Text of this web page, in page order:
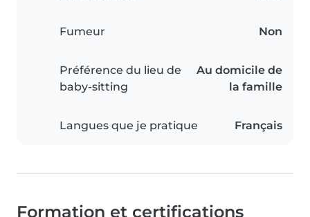
Fumeur Non
Préférence du lieu de
baby-sitting
Au domicile de
la famille
Langues que je pratique Français
Formation et certifications